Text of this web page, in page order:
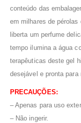
conteúdo das
em milhares de
liberta um perfume
tempo ilumina a água
terapêuticas deste gel
desejável e pronta
PRECAUÇÕES:
– Apenas para uso
– Não ingerir.